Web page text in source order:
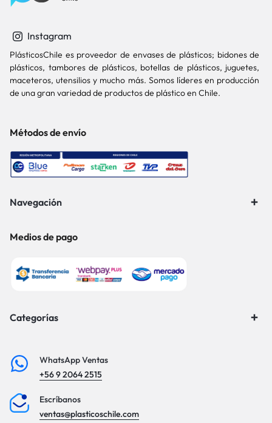
Instagram
PlásticosChile es proveedor de envases de plásticos; bidones de
plásticos, tambores de plásticos, botellas de plásticos, juguetes,
maceteros, utensilios y mucho más. Somos líderes en producción
de una gran variedad de productos de plástico en Chile.
Métodos de envío
Navegación
Medios de pago
Categorías
WhatsApp Ventas
+56 9 2064 2515
Escríbanos
ventas@plasticoschile.com